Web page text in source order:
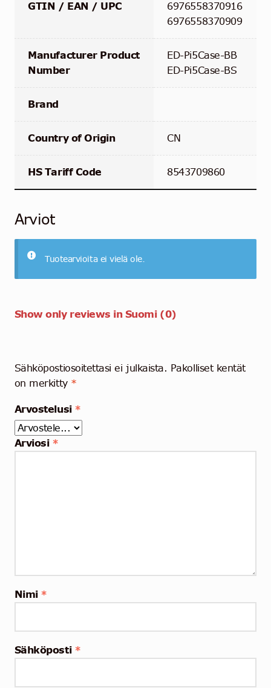
GTIN / EAN / UPC
6976558370916
6976558370909
Manufacturer Product
Number
ED-Pi5Case-BB
ED-Pi5Case-BS
Brand
Country of Origin CN
HS Tariff Code 8543709860
Arviot
Tuotearvioita ei vielä ole.
Show only reviews in Suomi (0)
Sähköpostiosoitettasi ei julkaista. Pakolliset kentät
on merkitty *
Arvostelusi *
Arviosi *
Nimi *
Sähköposti *